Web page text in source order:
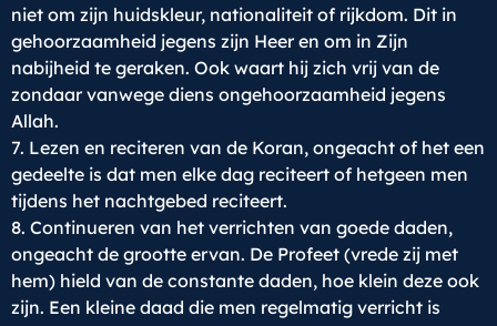
niet om zijn huidskleur, nationaliteit of rijkdom. Dit in
gehoorzaamheid jegens zijn Heer en om in Zijn
nabijheid te geraken. Ook waart hij zich vrij van de
zondaar vanwege diens ongehoorzaamheid jegens
Allah.
7. Lezen en reciteren van de Koran, ongeacht of het een
gedeelte is dat men elke dag reciteert of hetgeen men
tijdens het nachtgebed reciteert.
8. Continueren van het verrichten van goede daden,
ongeacht de grootte ervan. De Profeet (vrede zij met
hem) hield van de constante daden, hoe klein deze ook
zijn. Een kleine daad die men regelmatig verricht is